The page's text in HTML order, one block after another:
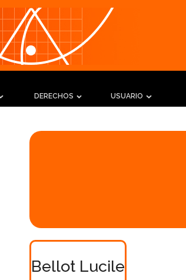
DERECHOS USUARIO
Bellot Lucile